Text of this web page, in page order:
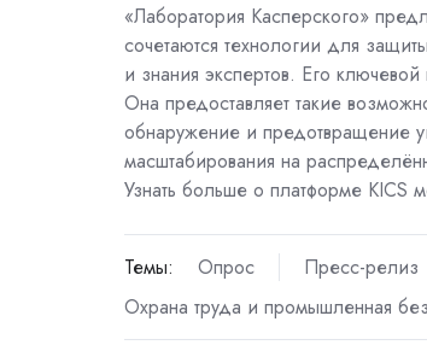
«Лаборатория Касперского»
сочетаются технологии для
и знания экспертов. Его
Она предоставляет такие
обнаружение и предотвращение
масштабирования на
Узнать больше о платформе KICS
Темы: Опрос Пресс-релиз
Охрана труда и промышленная